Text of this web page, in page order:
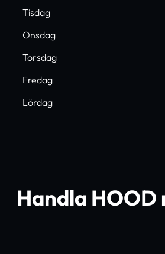
Tisdag
Onsdag
Torsdag
Fredag
Lördag
Handla HOOD